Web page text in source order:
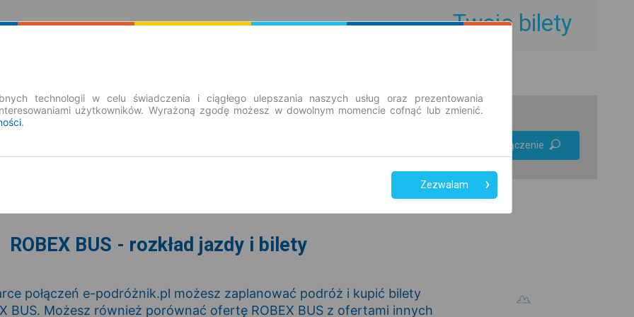
Twoje bilety
Tylko bilet online
Znajdź połączenie
ROBEX BUS - rozkład jazdy i bilety
połączeń e-podróżnik.pl możesz zaplanować podróż i kupić bilety
BUS. Możesz również porównać ofertę ROBEX BUS z ofertami innych
technologii w celu świadczenia i ciągłego ulepszania naszych usług oraz prezentowania
użytkowników. Wyrażoną zgodę możesz w dowolnym momencie cofnąć lub zmienić.
.
Zezwalam